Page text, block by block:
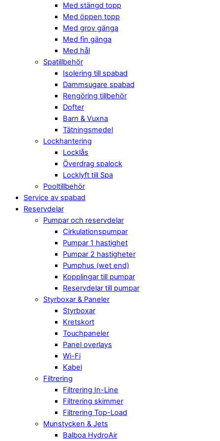
Med stängd topp
Med öppen topp
Med grov gänga
Med fin gänga
Med hål
Spatillbehör
Isolering till spabad
Dammsugare spabad
Rengöring tillbehör
Dofter
Barn & Vuxna
Tätningsmedel
Lockhantering
Locklås
Överdrag spalock
Locklyft till Spa
Pooltillbehör
Service av spabad
Reservdelar
Pumpar och reservdelar
Cirkulationspumpar
Pumpar 1 hastighet
Pumpar 2 hastigheter
Pumphus (wet end)
Kopplingar till pumpar
Reservdelar till pumpar
Styrboxar & Paneler
Styrboxar
Kretskort
Touchpaneler
Panel overlays
Wi-Fi
Kabel
Filtrering
Filtrering In-Line
Filtrering skimmer
Filtrering Top-Load
Munstycken & Jets
Balboa HydroAir